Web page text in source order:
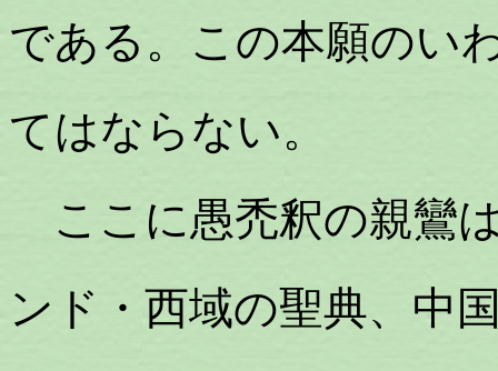
である。この本願のい
てはならない。
ここに愚禿釈の親鸞
ンド・西域の聖典、中